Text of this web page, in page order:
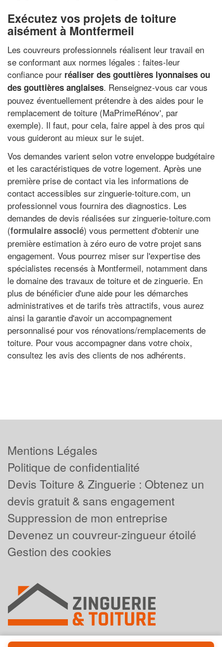
Exécutez vos projets de toiture
aisément à Montfermeil
Les couvreurs professionnels réalisent leur travail en
se conformant aux normes légales : faites-leur
confiance pour réaliser des gouttières lyonnaises ou
des gouttières anglaises. Renseignez-vous car vous
pouvez éventuellement prétendre à des aides pour le
remplacement de toiture (MaPrimeRénov', par
exemple). Il faut, pour cela, faire appel à des pros qui
vous guideront au mieux sur le sujet.
Vos demandes varient selon votre enveloppe budgétaire
et les caractéristiques de votre logement. Après une
première prise de contact via les informations de
contact accessibles sur zinguerie-toiture.com, un
professionnel vous fournira des diagnostics. Les
demandes de devis réalisées sur zinguerie-toiture.com
(formulaire associé) vous permettent d'obtenir une
première estimation à zéro euro de votre projet sans
engagement. Vous pourrez miser sur l'expertise des
spécialistes recensés à Montfermeil, notamment dans
le domaine des travaux de toiture et de zinguerie. En
plus de bénéficier d'une aide pour les démarches
administratives et de tarifs très attractifs, vous aurez
ainsi la garantie d'avoir un accompagnement
personnalisé pour vos rénovations/remplacements de
toiture. Pour vous accompagner dans votre choix,
consultez les avis des clients de nos adhérents.
Mentions Légales
Politique de confidentialité
Devis Toiture & Zinguerie : Obtenez un
devis gratuit & sans engagement
Suppression de mon entreprise
Devenez un couvreur-zingueur étoilé
Gestion des cookies